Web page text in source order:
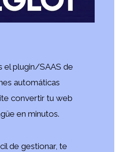
el plugin/SAAS de
automáticas
convertir tu web
en minutos.
de gestionar, te